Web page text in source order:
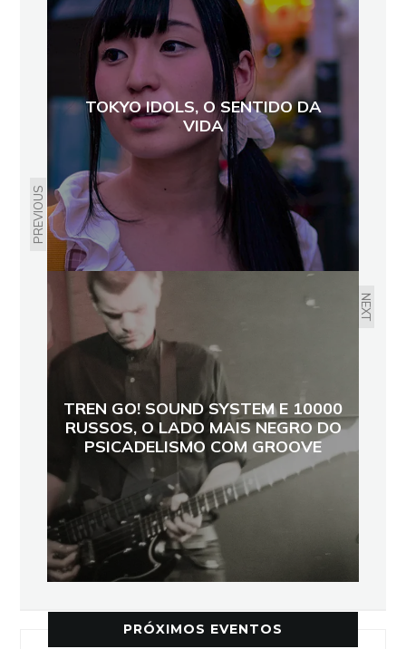
PREVIOUS
TOKYO IDOLS, O SENTIDO DA
VIDA
NEXT
TREN GO! SOUND SYSTEM E 10000
RUSSOS, O LADO MAIS NEGRO DO
PSICADELISMO COM GROOVE
PRÓXIMOS EVENTOS